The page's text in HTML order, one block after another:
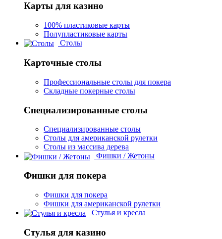
Карты для казино
100% пластиковые карты
Полупластиковые карты
Столы
Карточные столы
Профессиональные столы для покера
Складные покерные столы
Специализированные столы
Специализированные столы
Столы для американской рулетки
Столы из массива дерева
Фишки / Жетоны
Фишки для покера
Фишки для покера
Фишки для американской рулетки
Стулья и кресла
Стулья для казино